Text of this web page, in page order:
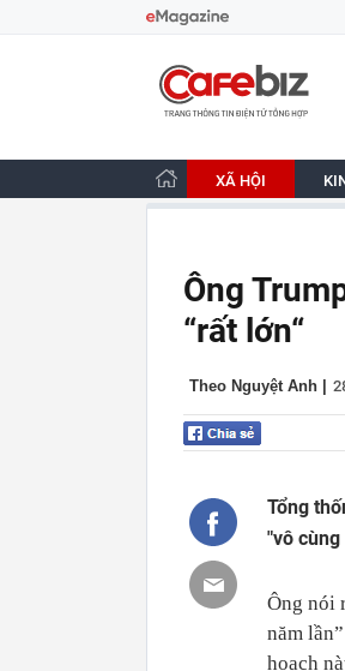
CafeBiz - Trang chủ
XÃ HỘI
Ông
“rất lớn“
Theo Nguyệt Anh
Tổng
"vô
Ông nói
năm
hoạch